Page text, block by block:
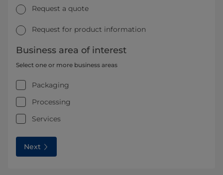
Request a quote
Request for product information
Business area of interest
Select one or more business areas
Packaging
Processing
Services
Next